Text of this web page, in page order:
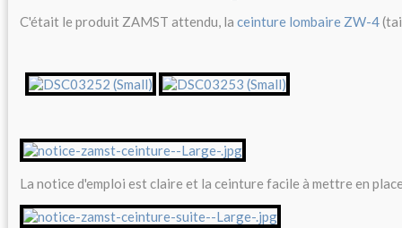
C'était le produit ZAMST attendu, la ceinture lombaire ZW-4
La notice d'emploi est claire et la ceinture facile à mettre en